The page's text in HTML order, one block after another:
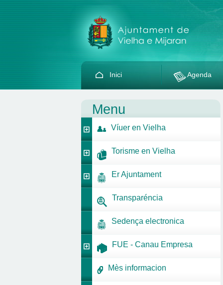
Inici Agenda
Menu
Víuer en Vielha
Torisme en Vielha
Er Ajuntament
Transparéncia
Sedença electronica
FUE - Canau Empresa
Mès informacion